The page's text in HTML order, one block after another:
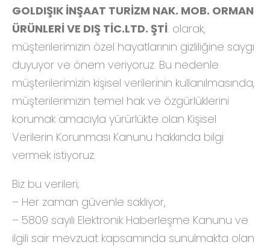
GOLDIŞIK İNŞAAT TURİZM NAK. MOB. ORMAN
ÜRÜNLERİ VE DIŞ TİC.LTD. ŞTİ. olarak,
müşterilerimizin özel hayatlarının gizliliğine saygı
duyuyor ve önem veriyoruz. Bu nedenle
müşterilerimizin kişisel verilerinin kullanılmasında,
müşterilerimizin temel hak ve özgürlüklerini
korumak amacıyla yürürlükte olan Kişisel
Verilerin Korunması Kanunu hakkında bilgi
vermek istiyoruz.
Biz bu verileri;
– Her zaman güvenle saklıyor,
– 5809 sayılı Elektronik Haberleşme Kanunu ve
ilgili sair mevzuat kapsamında sunulmakta olan